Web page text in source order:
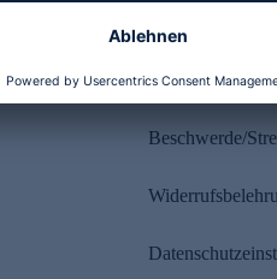
Rechtliches
Beschwerde/